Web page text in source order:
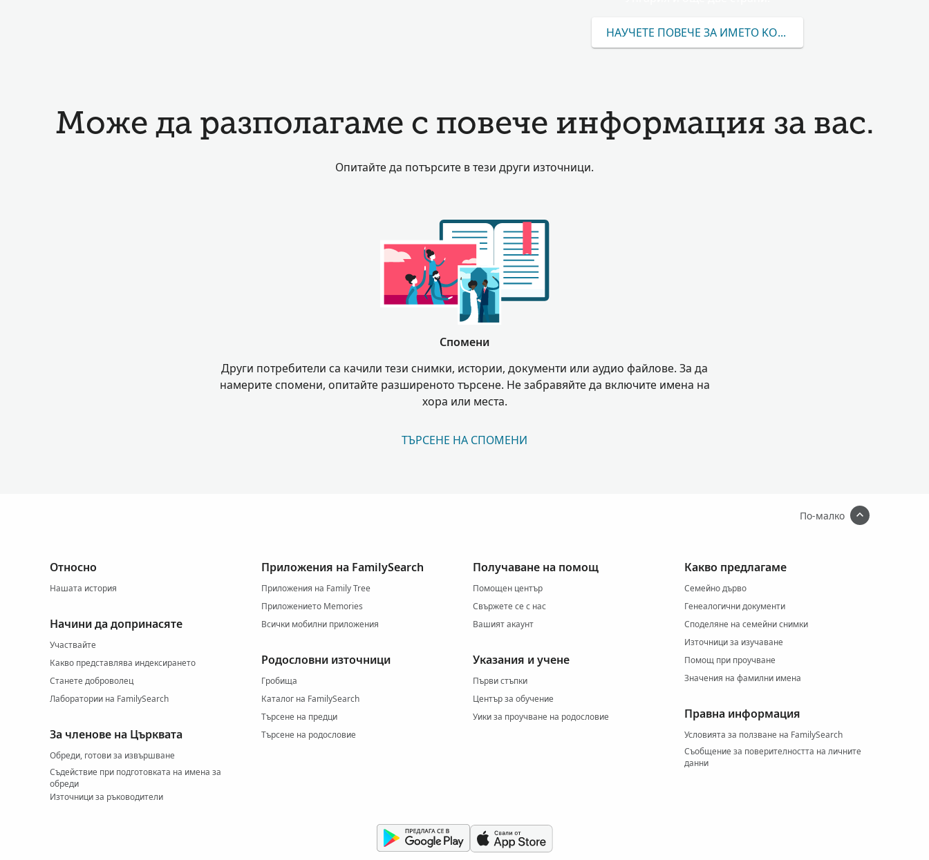
НАУЧЕТЕ ПОВЕЧЕ ЗА ИМЕТО KOKASS
Може да разполагаме с повече информация за вас.
Опитайте да потърсите в тези други източници.
Спомени
Други потребители са качили тези снимки, истории, документи или аудио файлове. За да
намерите спомени, опитайте разширеното търсене. Не забравяйте да включите имена на
хора или места.
ТЪРСЕНЕ НА СПОМЕНИ
По-малко
Относно
Нашата история
Начини да допринасяте
Участвайте
Какво представлява индексирането
Станете доброволец
Лаборатории на FamilySearch
За членове на Църквата
Обреди, готови за извършване
Съдействие при подготовката на имена за
обреди
Източници за ръководители
Приложения на FamilySearch
Приложения на Family Tree
Приложението Memories
Всички мобилни приложения
Родословни източници
Гробища
Каталог на FamilySearch
Търсене на предци
Търсене на родословие
Получаване на помощ
Помощен център
Свържете се с нас
Вашият акаунт
Указания и учене
Първи стъпки
Център за обучение
Уики за проучване на родословие
Какво предлагаме
Семейно дърво
Генеалогични документи
Споделяне на семейни снимки
Източници за изучаване
Помощ при проучване
Значения на фамилни имена
Правна информация
Условията за ползване на FamilySearch
Съобщение за поверителността на личните
данни